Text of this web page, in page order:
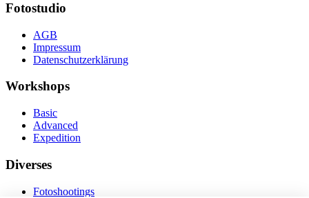
Fotostudio
AGB
Impressum
Datenschutzerklärung
Workshops
Basic
Advanced
Expedition
Diverses
Fotoshootings